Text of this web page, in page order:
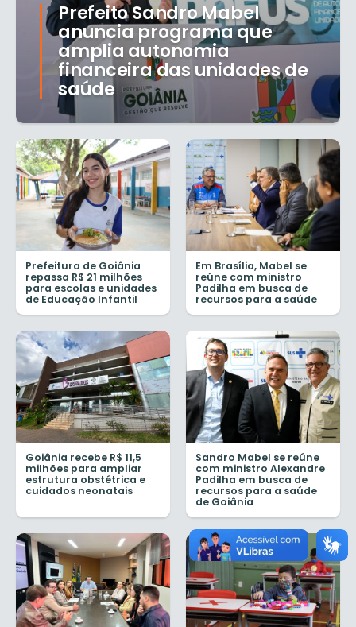
Prefeito Sandro Mabel
anuncia programa que
amplia autonomia
financeira das unidades de
saúde
Prefeitura de Goiânia
repassa R$ 21 milhões
para escolas e unidades
de Educação Infantil
Em Brasília, Mabel se
reúne com ministro
Padilha em busca de
recursos para a saúde
Goiânia recebe R$ 11,5
milhões para ampliar
estrutura obstétrica e
cuidados neonatais
Sandro Mabel se reúne
com ministro Alexandre
Padilha em busca de
recursos para a saúde
de Goiânia